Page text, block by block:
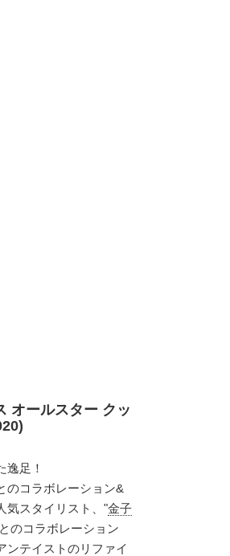
オールスター クッ
逸足！
のコラボレーション&
気スタイリスト、"金子
のコラボレーション
ンテイストのリファイ